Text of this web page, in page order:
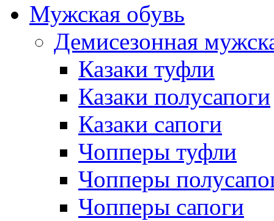
Мужская обувь
Демисезонная
Казаки туфли
Казаки полусапоги
Казаки сапоги
Чопперы туфли
Чопперы
Чопперы сапоги